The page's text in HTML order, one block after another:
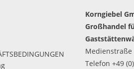
Korngiebel
Großhandel
Medienstraße
Telefon +49